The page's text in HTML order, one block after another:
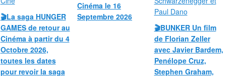
🎬La saga HUNGER
GAMES de retour au
Cinéma à partir du 4
Octobre 2026,
toutes les dates
pour revoir la saga
Cinéma le 16
Septembre 2026
🎬BUNKER Un film
de Florian Zeller
avec Javier Bardem,
Penélope Cruz,
Stephen Graham,